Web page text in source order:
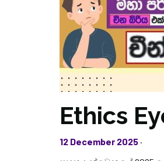
Ethics
12 December 2025·